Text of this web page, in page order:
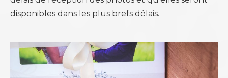
disponibles dans les plus brefs délais.